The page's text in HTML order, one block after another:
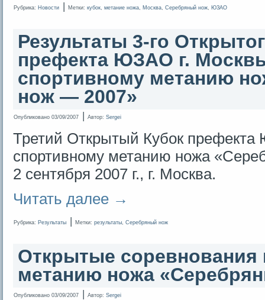
Рубрика: Новости | Метки: кубок, метание ножа, Москва, Серебряный нож, ЮЗАО
Результаты 3-го
префекта ЮЗАО г.
спортивному метанию
нож — 2007»
Опубликовано 03/09/2007 | Автор: Sergei
Третий Открытый Кубок
спортивному метанию ножа
2 сентября 2007 г., г. Москва.
Читать далее →
Рубрика: Результаты | Метки: результаты, Серебряный нож
Открытые соревнования
метанию ножа
Опубликовано 03/09/2007 | Автор: Sergei